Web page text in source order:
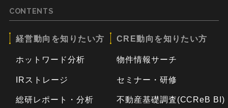
CONTENTS
経営動向を知りたい方
ホットワード分析
IRストレージ
総研レポート・分析
CRE動向を知りたい方
物件情報サーチ
セミナー・研修
不動産基礎調査(CCReB BI)